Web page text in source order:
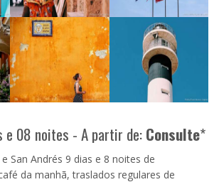
e 08 noites - A partir de:Consulte*
San Andrés 9 dias e 8 noites de
da manhã, traslados regulares de